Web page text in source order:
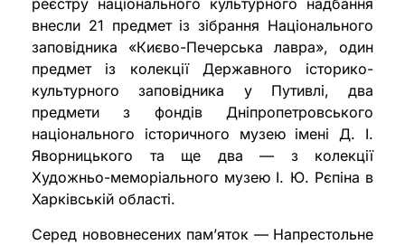
реєстру національного культурного надбання
внесли 21 предмет із зібрання Національного
заповідника «Києво-Печерська лавра», один
предмет із колекції Державного історико-
культурного заповідника у Путивлі, два
предмети з фондів Дніпропетровського
національного історичного музею імені Д. І.
Яворницького та ще два — з колекції
Художньо-меморіального музею І. Ю. Рєпіна в
Харківській області.
Серед нововнесених пам’яток — Напрестольне